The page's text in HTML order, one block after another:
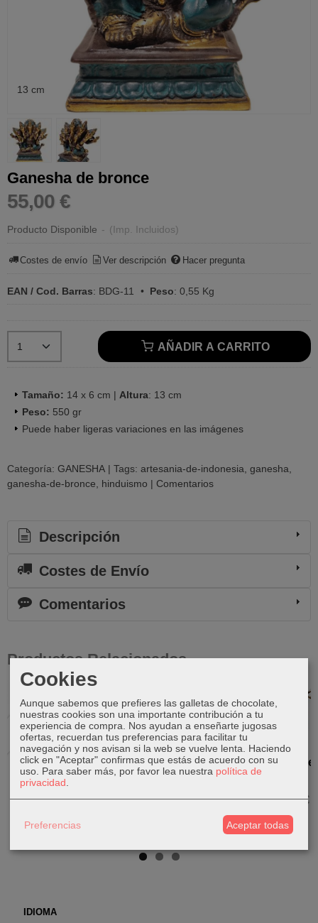
IDIOMA
13 cm
Ganesha de bronce
55,00 €
Producto Disponible - (Imp. Incluidos)
Costes de envío Ver descripción Hacer pregunta
EAN / Cod. Barras: BDG-11 • Peso: 0,55 Kg
AÑADIR A CARRITO
Tamaño: 14 x 6 cm | Altura: 13 cm
Peso: 550 gr
Puede haber ligeras variaciones en las imágenes
Categoría: GANESHA | Tags: artesania-de-indonesia ganesha
ganesha-de-bronce
hinduismo | Comentarios
Descripción
Costes de Envío
Comentarios
Productos Relacionados
Agotado
Ganesha
baby de
Agotado
Ganesha de
bronce
110,00 €
Ganesha de
bronce
165,00 €
Agotado
Ganesha de
130,00 €
Cookies
Aunque sabemos que prefieres las galletas de chocolate,
nuestras cookies son una importante contribución a tu
experiencia de compra. Nos ayudan a enseñarte jugosas
ofertas, recuerdan tus preferencias para facilitar tu
navegación y nos avisan si la web se vuelve lenta. Haciendo
click en "Aceptar" confirmas que estás de acuerdo con su
uso. Para saber más, por favor lea nuestra política de
privacidad
Preferencias Aceptar todas